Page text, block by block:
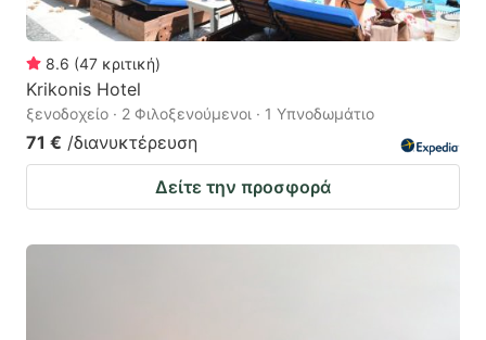
8.6 (47 κριτική)
Krikonis Hotel
ξενοδοχείο · 2 Φιλοξενούμενοι · 1 Υπνοδωμάτιο
71 € /διανυκτέρευση
Δείτε την προσφορά